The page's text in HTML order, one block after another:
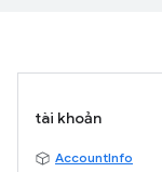
tài khoản
AccountInfo